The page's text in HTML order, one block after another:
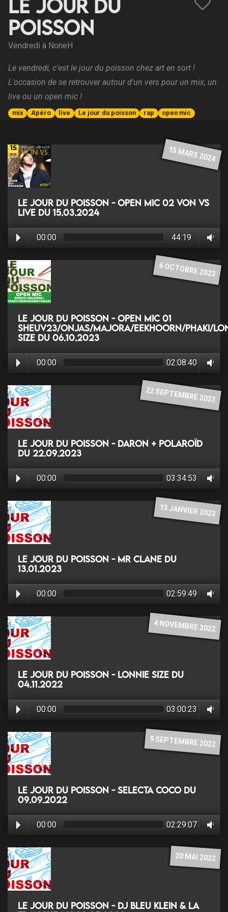
Le jour du
poisson
Vendredi à NoneH
Le vendredi, c'est le jour du poisson chez art en sort !
L'occasion de se retrouver autour d'un vers pour un mix, un
live ou un open mic !
mix Apéro live Le jour du poisson rap open mic
15 MARS 2024
Le jour du poisson - Open Mic 02 Von VS
Live du 15.03.2024
00:00 44:19
6 OCTOBRE 2023
Le jour du poisson - Open Mic 01
Sheuv23/Onjas/Majora/Eekhoorn/Phaki/
Size du 06.10.2023
00:00 02:08:40
22 SEPTEMBRE 2023
Le jour du poisson - Daron + Polaroïd
du 22.09.2023
00:00 03:34:53
13 JANVIER 2023
Le jour du poisson - Mr Clane du
13.01.2023
00:00 02:59:49
4 NOVEMBRE 2022
Le jour du poisson - Lonnie Size du
04.11.2022
00:00 03:00:23
9 SEPTEMBRE 2022
Le jour du poisson - Selecta Coco du
09.09.2022
00:00 02:29:07
20 MAI 2022
Le jour du poisson - Dj Bleu Klein & La